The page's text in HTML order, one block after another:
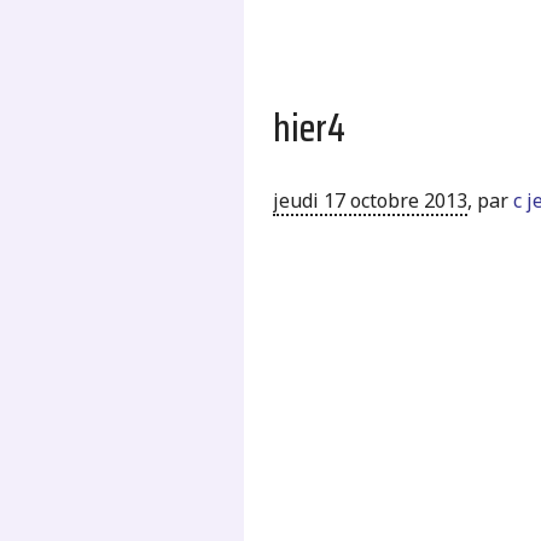
hier4
jeudi 17 octobre 2013, parc